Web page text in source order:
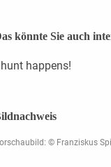
könnte Sie auch
happens!
© Franziskus